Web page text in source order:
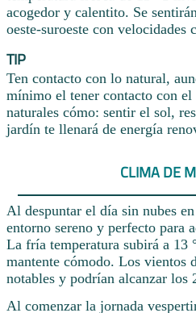
acogedor y calentito. Se
oeste-suroeste con velocidades
TIP
Ten contacto con lo natural,
mínimo el tener contacto con el
naturales cómo: sentir el sol,
jardín te llenará de energía
CLIMA DE
Al despuntar el día sin nubes
entorno sereno y perfecto para
La fría temperatura subirá a 13
mantente cómodo. Los vientos
notables y podrían alcanzar los
Al comenzar la jornada